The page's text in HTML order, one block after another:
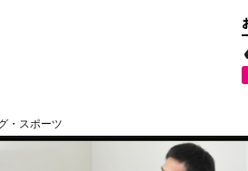
・スポーツ